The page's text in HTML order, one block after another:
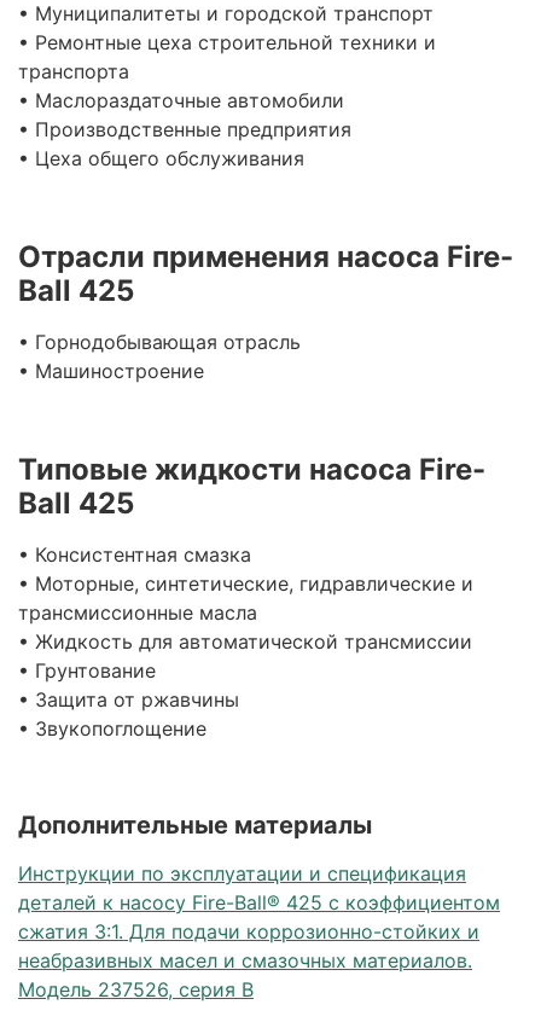
• Муниципалитеты и городской транспорт
• Ремонтные цеха строительной техники и
транспорта
• Маслораздаточные автомобили
• Производственные предприятия
• Цеха общего обслуживания
Отрасли применения насоса Fire-
Ball 425
• Горнодобывающая отрасль
• Машиностроение
Типовые жидкости насоса Fire-
Ball 425
• Консистентная смазка
• Моторные, синтетические, гидравлические и
трансмиссионные масла
• Жидкость для автоматической трансмиссии
• Грунтование
• Защита от ржавчины
• Звукопоглощение
Дополнительные материалы
Инструкции по эксплуатации и спецификация
деталей к насосу Fire-Ball® 425 с коэффициентом
сжатия 3:1. Для подачи коррозионно-стойких и
неабразивных масел и смазочных материалов.
Модель 237526, серия B